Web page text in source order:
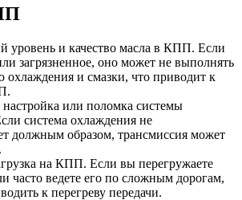
уровень и качество масла в КПП. Если
загрязненное, оно может не выполнять
и смазки, что приводит к
или поломка системы
система охлаждения не
должным образом, трансмиссия может
на КПП. Если вы перегружаете
часто ведете его по сложным дорогам,
к перегреву передачи.